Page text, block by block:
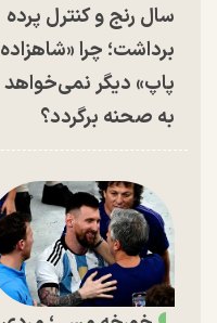
سال رنج و کنترل پرده
برداشت؛ چرا «شاهزاده
پاپ» دیگر نمی‌خواهد
به صحنه برگردد؟